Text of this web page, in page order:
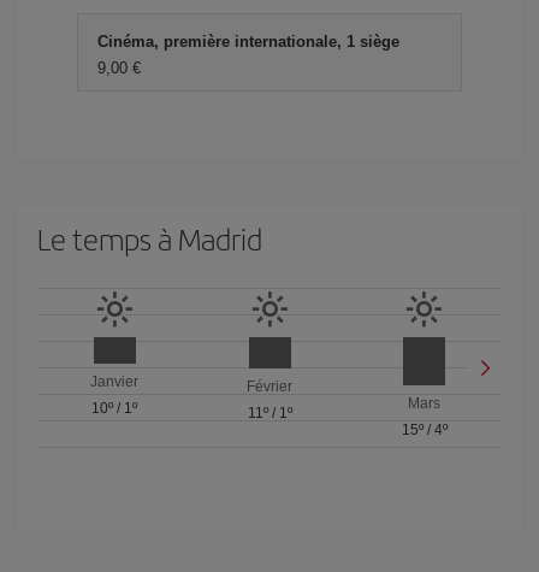
Cinéma, première internationale, 1 siège
9,00 €
Le temps à Madrid
Janvier
10º / 1º
Février
11º/ 1º
Mars
15º/ 4º